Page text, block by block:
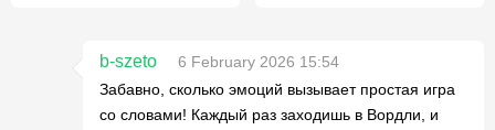
b-szeto
6 February 2026 15:54
Забавно, сколько эмоций вызывает простая игра
со словами! Каждый раз заходишь в Вордли, и